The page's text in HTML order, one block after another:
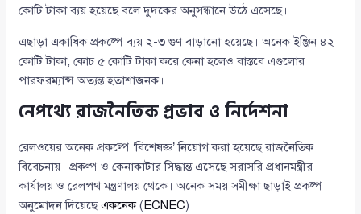
কোটি টাকা ব্যয় হয়েছে বলে দুদকের অনুসন্ধানে উঠে এসেছে।
এছাড়া একাধিক প্রকল্পে ব্যয় ২-৩ গুণ বাড়ানো হয়েছে। অনেক ইঞ্জিন ৪২
কোটি টাকা, কোচ ৫ কোটি টাকা করে কেনা হলেও বাস্তবে এগুলোর
পারফরম্যান্স অত্যন্ত হতাশাজনক।
নেপথ্যে রাজনৈতিক প্রভাব ও নির্দেশনা
রেলওয়ের অনেক প্রকল্পে ‘বিশেষজ্ঞ’ নিয়োগ করা হয়েছে রাজনৈতিক
বিবেচনায়। প্রকল্প ও কেনাকাটার সিদ্ধান্ত এসেছে সরাসরি প্রধানমন্ত্রীর
কার্যালয় ও রেলপথ মন্ত্রণালয় থেকে। অনেক সময় সমীক্ষা ছাড়াই প্রকল্প
অনুমোদন দিয়েছেএকনেক( ECNEC)।